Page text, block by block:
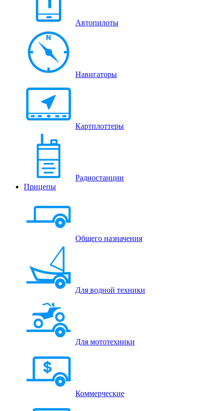
Автопилоты
Навигаторы
Картплоттеры
Радиостанции
Прицепы
Общего назначения
Для водной техники
Для мототехники
Коммерческие